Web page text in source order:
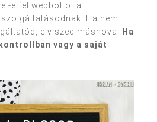
e fel webboltot a
Ha nem
elviszed máshova.
Ha
vagy a saját